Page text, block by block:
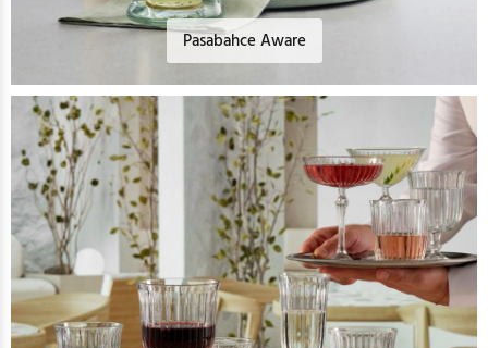
Pasabahce Aware